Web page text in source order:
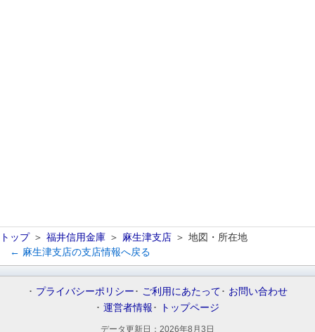
トップ 福井信用金庫 麻生津支店
地図・所在地
← 麻生津支店の支店情報へ戻る
プライバシーポリシー ご利用にあたって
お問い合わせ
運営者情報
トップページ
データ更新日： 2026年8月3日